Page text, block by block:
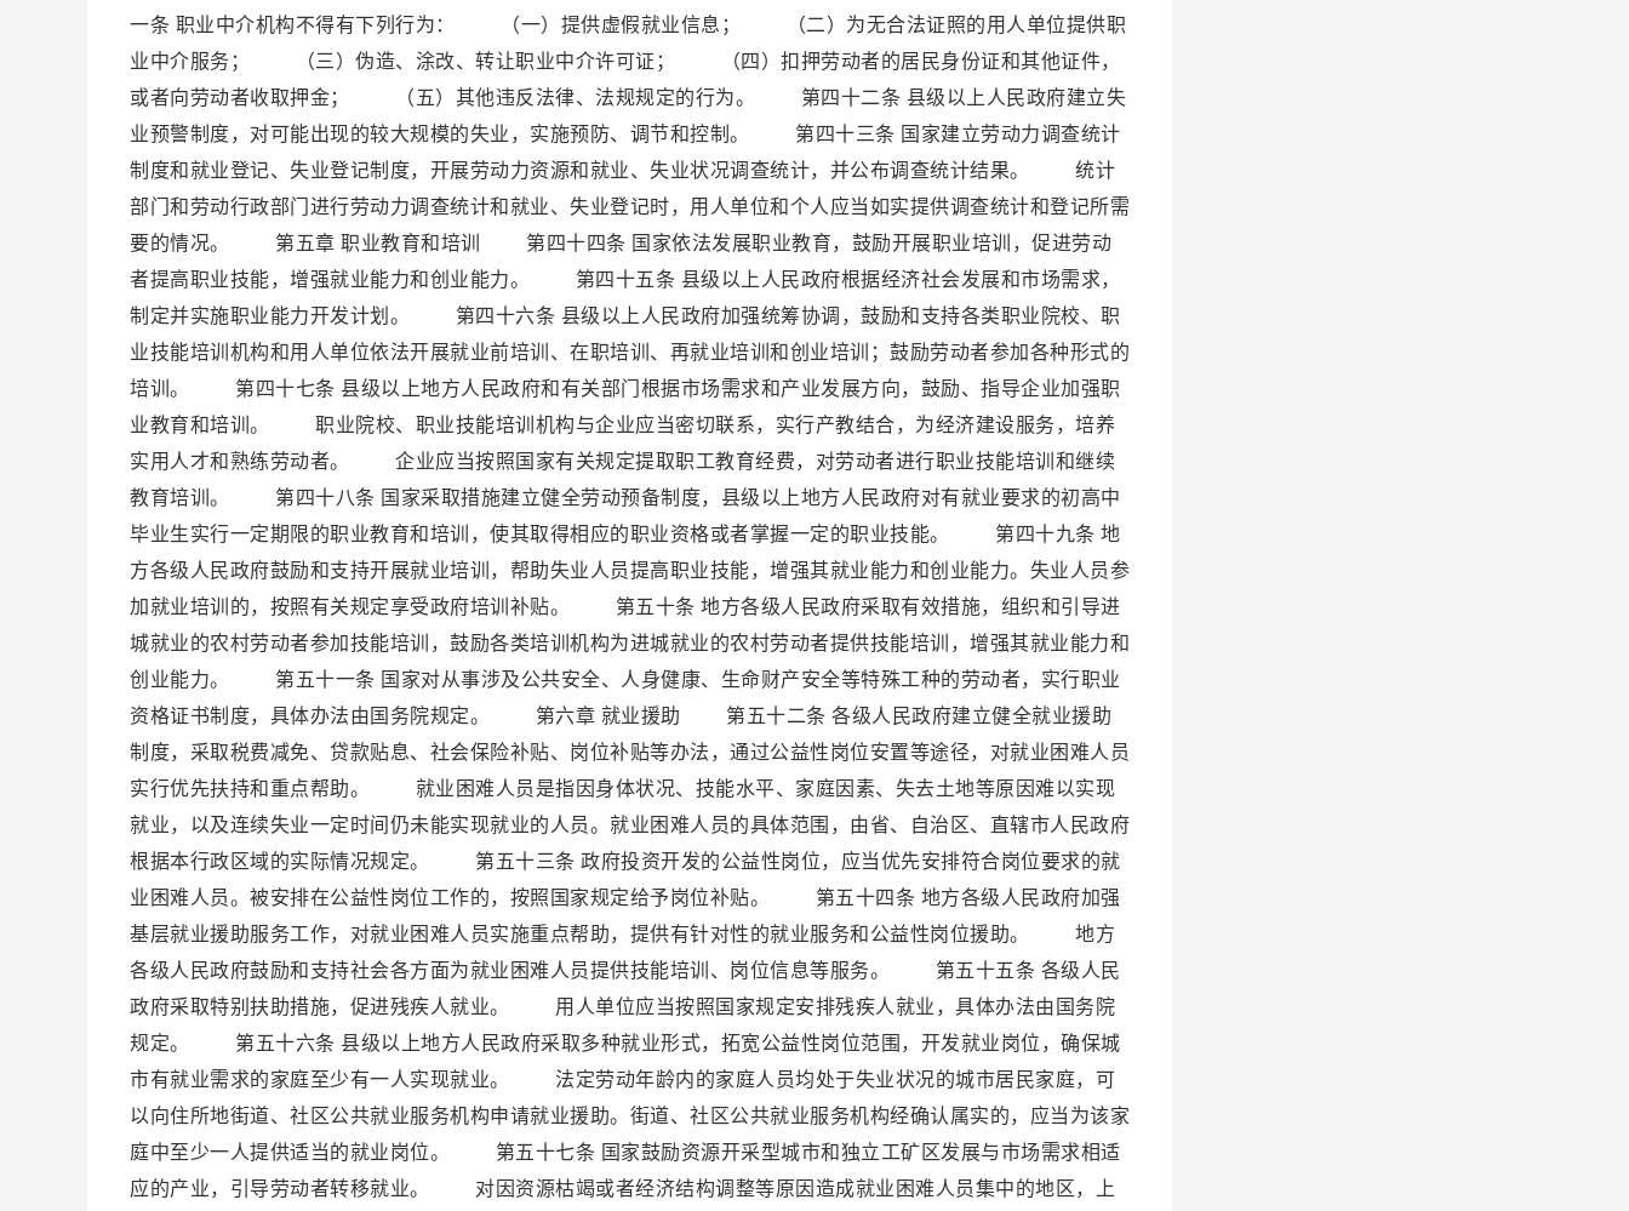
一条 职业中介机构不得有下列行为： （一）提供虚假就业信息； （二）为无合法证照的用人单位提供职
业中介服务； （三）伪造、涂改、转让职业中介许可证； （四）扣押劳动者的居民身份证和其他证件，
或者向劳动者收取押金； （五）其他违反法律、法规规定的行为。 第四十二条 县级以上人民政府建立失
业预警制度，对可能出现的较大规模的失业，实施预防、调节和控制。 第四十三条 国家建立劳动力调查统计
制度和就业登记、失业登记制度，开展劳动力资源和就业、失业状况调查统计，并公布调查统计结果。 统计
部门和劳动行政部门进行劳动力调查统计和就业、失业登记时，用人单位和个人应当如实提供调查统计和登记所需
要的情况。 第五章 职业教育和培训 第四十四条 国家依法发展职业教育，鼓励开展职业培训，促进劳动
者提高职业技能，增强就业能力和创业能力。 第四十五条 县级以上人民政府根据经济社会发展和市场需求，
制定并实施职业能力开发计划。 第四十六条 县级以上人民政府加强统筹协调，鼓励和支持各类职业院校、职
业技能培训机构和用人单位依法开展就业前培训、在职培训、再就业培训和创业培训；鼓励劳动者参加各种形式的
培训。 第四十七条 县级以上地方人民政府和有关部门根据市场需求和产业发展方向，鼓励、指导企业加强职
业教育和培训。 职业院校、职业技能培训机构与企业应当密切联系，实行产教结合，为经济建设服务，培养
实用人才和熟练劳动者。 企业应当按照国家有关规定提取职工教育经费，对劳动者进行职业技能培训和继续
教育培训。 第四十八条 国家采取措施建立健全劳动预备制度，县级以上地方人民政府对有就业要求的初高中
毕业生实行一定期限的职业教育和培训，使其取得相应的职业资格或者掌握一定的职业技能。 第四十九条 地
方各级人民政府鼓励和支持开展就业培训，帮助失业人员提高职业技能，增强其就业能力和创业能力。失业人员参
加就业培训的，按照有关规定享受政府培训补贴。 第五十条 地方各级人民政府采取有效措施，组织和引导进
城就业的农村劳动者参加技能培训，鼓励各类培训机构为进城就业的农村劳动者提供技能培训，增强其就业能力和
创业能力。 第五十一条 国家对从事涉及公共安全、人身健康、生命财产安全等特殊工种的劳动者，实行职业
资格证书制度，具体办法由国务院规定。 第六章 就业援助 第五十二条 各级人民政府建立健全就业援助
制度，采取税费减免、贷款贴息、社会保险补贴、岗位补贴等办法，通过公益性岗位安置等途径，对就业困难人员
实行优先扶持和重点帮助。 就业困难人员是指因身体状况、技能水平、家庭因素、失去土地等原因难以实现
就业，以及连续失业一定时间仍未能实现就业的人员。就业困难人员的具体范围，由省、自治区、直辖市人民政府
根据本行政区域的实际情况规定。 第五十三条 政府投资开发的公益性岗位，应当优先安排符合岗位要求的就
业困难人员。被安排在公益性岗位工作的，按照国家规定给予岗位补贴。 第五十四条 地方各级人民政府加强
基层就业援助服务工作，对就业困难人员实施重点帮助，提供有针对性的就业服务和公益性岗位援助。 地方
各级人民政府鼓励和支持社会各方面为就业困难人员提供技能培训、岗位信息等服务。 第五十五条 各级人民
政府采取特别扶助措施，促进残疾人就业。 用人单位应当按照国家规定安排残疾人就业，具体办法由国务院
规定。 第五十六条 县级以上地方人民政府采取多种就业形式，拓宽公益性岗位范围，开发就业岗位，确保城
市有就业需求的家庭至少有一人实现就业。 法定劳动年龄内的家庭人员均处于失业状况的城市居民家庭，可
以向住所地街道、社区公共就业服务机构申请就业援助。街道、社区公共就业服务机构经确认属实的，应当为该家
庭中至少一人提供适当的就业岗位。 第五十七条 国家鼓励资源开采型城市和独立工矿区发展与市场需求相适
应的产业，引导劳动者转移就业。 对因资源枯竭或者经济结构调整等原因造成就业困难人员集中的地区，上